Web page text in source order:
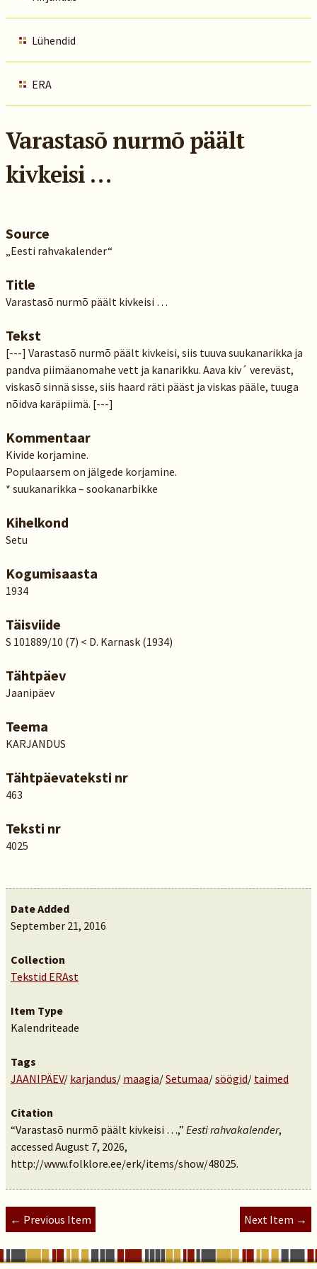
Lühendid
ERA
Varastasõ nurmõ päält
kivkeisi …
Source
„Eesti rahvakalender“
Title
Varastasõ nurmõ päält kivkeisi …
Tekst
[---] Varastasõ nurmõ päält kivkeisi, siis tuuva suukanarikka ja
pandva piimäanomahe vett ja kanarikku. Aava kiv´ vereväst,
viskasõ sinnä sisse, siis haard räti pääst ja viskas pääle, tuuga
nõidva karäpiimä. [---]
Kommentaar
Kivide korjamine.
Populaarsem on jälgede korjamine.
* suukanarikka – sookanarbikke
Kihelkond
Setu
Kogumisaasta
1934
Täisviide
S 101889/10 (7) < D. Karnask (1934)
Tähtpäev
Jaanipäev
Teema
KARJANDUS
Tähtpäevateksti nr
463
Teksti nr
4025
Date Added
September 21, 2016
Collection
Tekstid ERAst
Item Type
Kalendriteade
Tags
JAANIPÄEV/ karjandus/ maagia/Setumaa/söögid/ taimed
Citation
“Varastasõ nurmõ päält kivkeisi …,” Eesti rahvakalender,
accessed August 7, 2026,
http://www.folklore.ee/erk/items/show/48025.
← Previous Item Next Item →